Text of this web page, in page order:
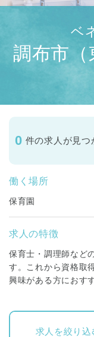
ベ
調布市
0 件の求人が見つ
働く場所
保育園
求人の特徴
保育士・調理師など
す。これから資格取
興味がある方におす
求人を絞り込